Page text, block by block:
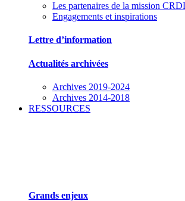
Les partenaires de la mission
Engagements et inspirations
Lettre d’information
Actualités archivées
Archives 2019-2024
Archives 2014-2018
RESSOURCES
Grands enjeux